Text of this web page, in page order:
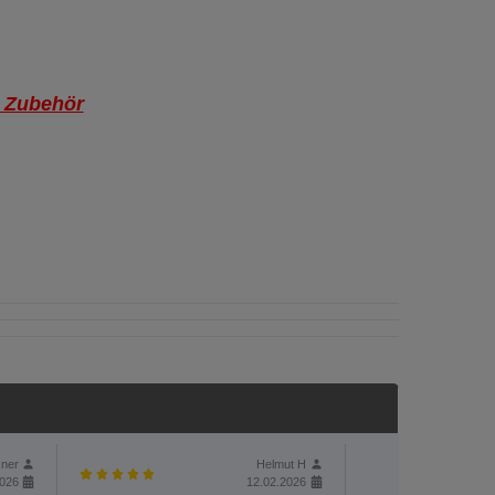
Helmut H
12.02.2026